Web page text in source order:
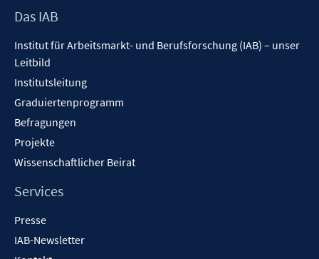
Footer
Das IAB
Institut für Arbeitsmarkt- und Berufsforschung (IAB) – unser
Leitbild
Institutsleitung
Graduiertenprogramm
Befragungen
Projekte
Wissenschaftlicher Beirat
Services
Presse
IAB-Newsletter